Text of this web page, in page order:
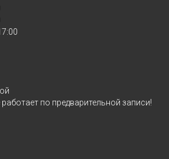
по предварительной записи!